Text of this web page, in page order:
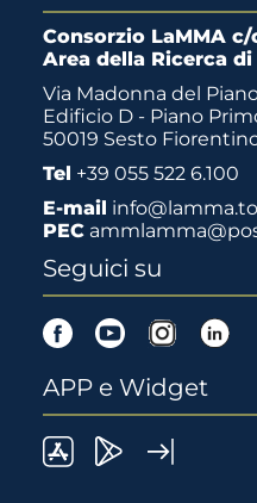
Consorzio LaMMA c/
Area della Ricerca di
Via Madonna del
Edificio D - Piano
50019 Sesto
Tel +39 055 522 6.100
E-mail
PEC
Seguici su
FacebookYoutube
APP e Widget
LaMMALamma